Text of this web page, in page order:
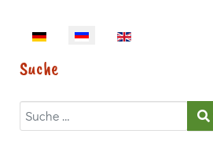
Sprache auswählen
Suche
Suchen